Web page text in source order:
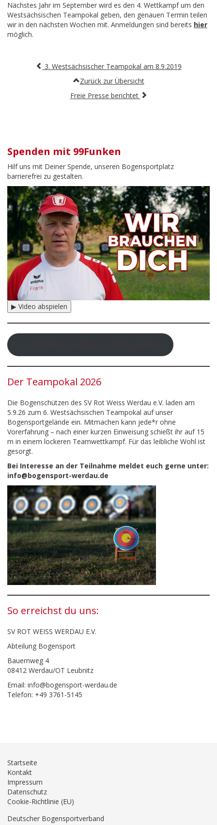
Nächstes Jahr im September wird es den 4. Wettkampf um den
Westsächsischen Teampokal geben, den genauen Termin teilen
wir in den nächsten Wochen mit. Anmeldungen sind bereits hier
möglich.
Beitragsnavigation
3. Westsächsischer Teampokal am 8.9.2019
Zurück zur Übersicht
Freie Presse berichtet
Spenden mit 99Funken
Hilf uns mit Deiner Spende, unseren Bogensportplatz
barrierefrei zu gestalten.
▶ Video abspielen
Der Teampokal 2026
Die Bogenschützen des SV Rot Weiss Werdau e.V. laden am
5.9.26 zum 6. Westsächsischen Teampokal auf unser
Bogensportgelände ein. Mitmachen kann jede*r ohne
Vorerfahrung – nach einer kurzen Einweisung schießt ihr auf 15
m in einem lockeren Teamwettkampf. Für das leibliche Wohl ist
gesorgt.
Bei Interesse an der Teilnahme meldet euch gerne unter:
info@bogensport-werdau.de
So erreichst du uns:
SV ROT WEISS WERDAU E.V.
Abteilung Bogensport
Bauernweg 4
08412 Werdau/OT Leubnitz
Email: info@bogensport-werdau.de
Telefon: +49 3761-5145
Startseite
Kontakt
Impressum
Datenschutz
Cookie-Richtlinie (EU)
Deutscher Bogensportverband